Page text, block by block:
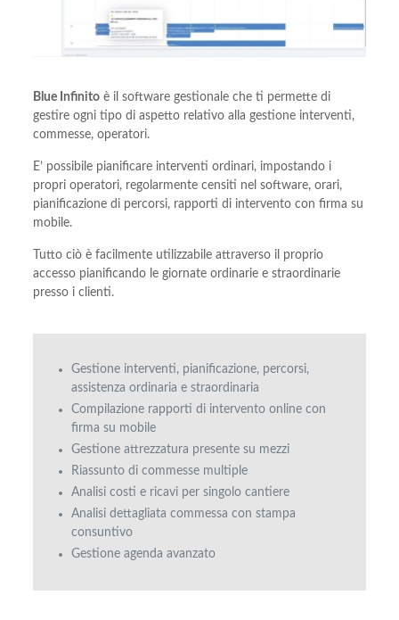
Blue Infinitoè il software gestionale che ti permette di
gestire ogni tipo di aspetto relativo alla gestione interventi,
commesse, operatori.
E’ possibile pianificare interventi ordinari, impostando i
propri operatori, regolarmente censiti nel software, orari,
pianificazione di percorsi, rapporti di intervento con firma su
mobile.
Tutto ciò è facilmente utilizzabile attraverso il proprio
accesso pianificando le giornate ordinarie e straordinarie
presso i clienti.
Gestione interventi, pianificazione, percorsi,
assistenza ordinaria e straordinaria
Compilazione rapporti di intervento online con
firma su mobile
Gestione attrezzatura presente su mezzi
Riassunto di commesse multiple
Analisi costi e ricavi per singolo cantiere
Analisi dettagliata commessa con stampa
consuntivo
Gestione agenda avanzato